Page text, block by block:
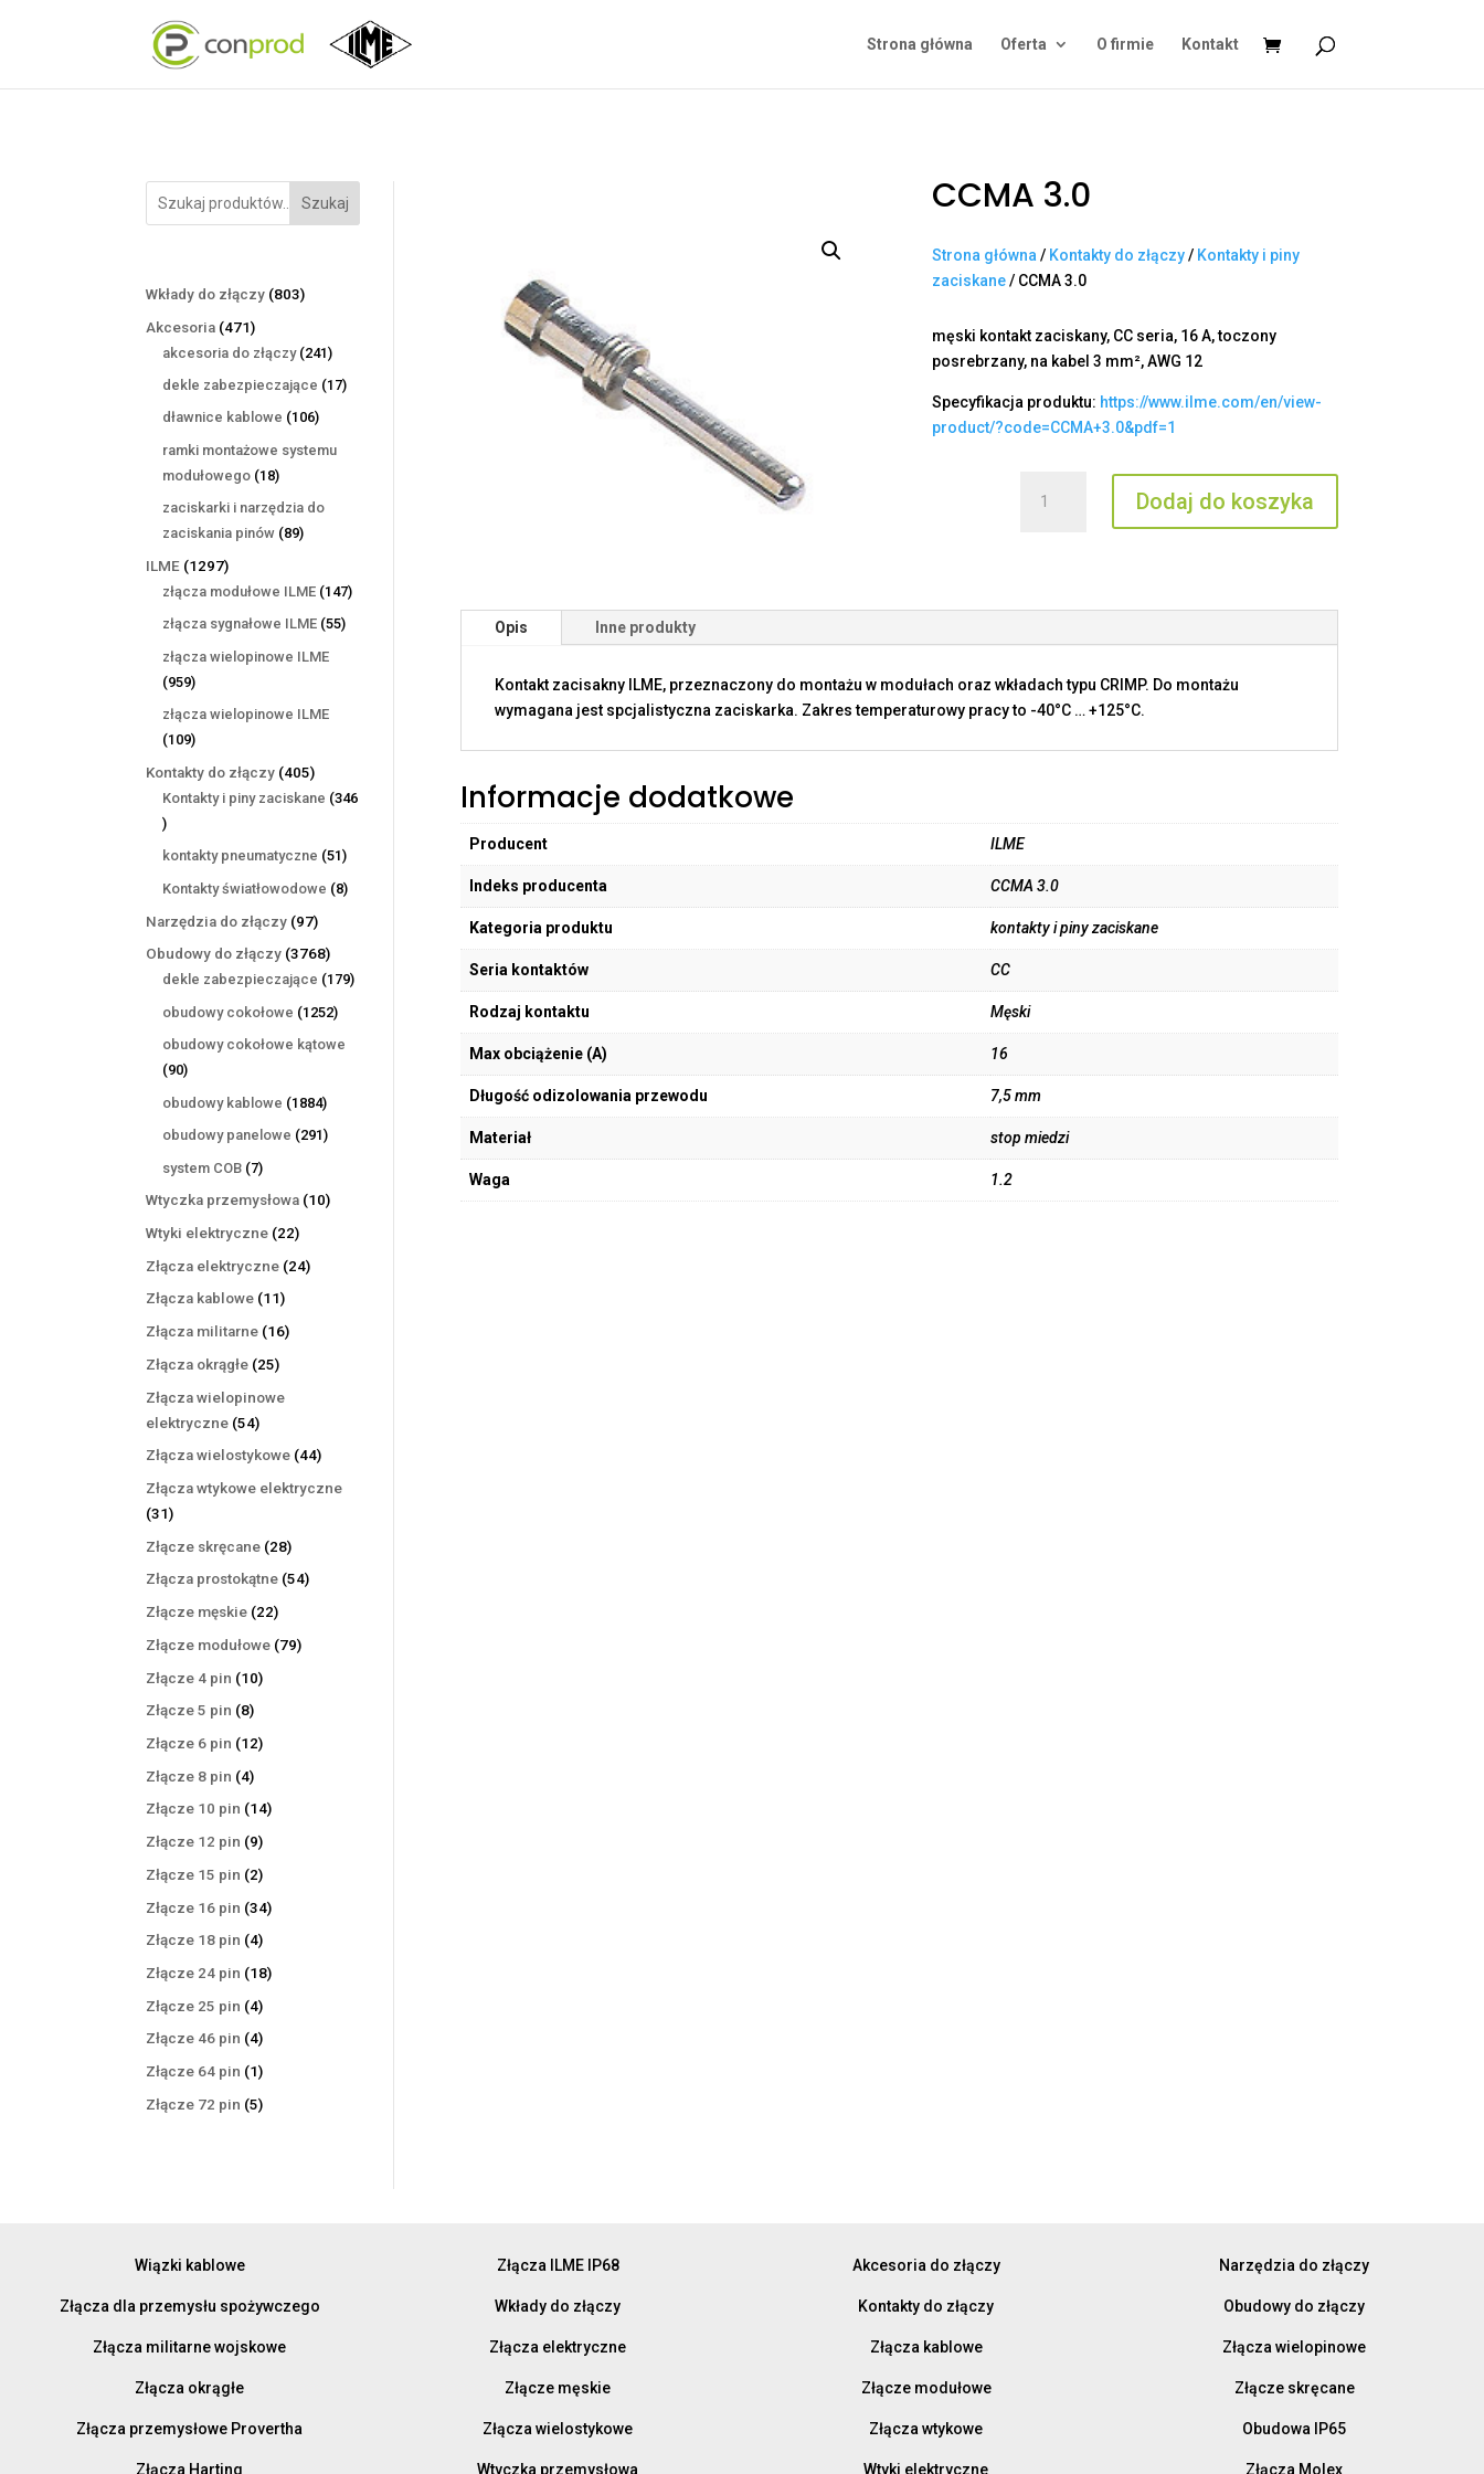
Strona główna Oferta O firmie Kontakt
Szukaj
Wkłady do złączy 803803
Akcesoria 471471
produktów
akcesoria do złączy 241241
produktów
dekle zabezpieczające 1717
dławnice kablowe 106106
ramki montażowe systemu
modułowego 1818
produktów
zaciskarki i narzędzia do
zaciskania pinów 8989
ILME 12971297
produktów
złącza modułowe ILME 147147
złącza sygnałowe ILME 5555
złącza wielopinowe ILME
959959
produktów
złącza wielopinowe ILME
109109
produktów
Kontakty do złączy 405405
produktów
Kontakty i piny zaciskane 346
346
produktów
kontakty pneumatyczne 5151
produktów
Kontakty światłowodowe 88
Narzędzia do złączy 9797
produktów
Obudowy do złączy 37683768
produktów
dekle zabezpieczające 179179
obudowy cokołowe 12521252
obudowy cokołowe kątowe
9090
produktów
obudowy kablowe 18841884
produkty
obudowy panelowe 291291
system COB 77
produktów
Wtyczka przemysłowa 1010
Wtyki elektryczne 2222
produkty
Złącza elektryczne 2424
Złącza kablowe 1111
produktów
Złącza militarne 1616
Złącza okrągłe 2525
Złącza wielopinowe
elektryczne 5454
produkty
Złącza wielostykowe 4444
Złącza wtykowe elektryczne
3131
produktów
Złącze skręcane 2828
produktów
Złącza prostokątne 5454
Złącze męskie 2222
produkty
Złącze modułowe 7979
Złącze 4 pin 1010
Złącze 5 pin 88
produktów
Złącze 6 pin 1212
Złącze 8 pin 44
produkty
Złącze 10 pin 1414
Złącze 12 pin 99
produktów
Złącze 15 pin 22
produkty
Złącze 16 pin 3434
Złącze 18 pin 44
produkty
Złącze 24 pin 1818
Złącze 25 pin 44
produkty
Złącze 46 pin 44
produkty
Złącze 64 pin 11
produkt
Złącze 72 pin 55
CCMA 3.0
Strona główna / Kontakty do złączy/ Kontakty i piny
zaciskane/ CCMA 3.0
męski kontakt zaciskany, CC seria, 16 A, toczony
posrebrzany, na kabel 3 mm², AWG 12
Specyfikacja produktu: https://www.ilme.com/en/view-
product/?code=CCMA+3.0&pdf=1
CCMA
Dodaj do koszyka
Opis Inne produkty
Kontakt zacisakny ILME, przeznaczony do montażu w modułach oraz wkładach typu CRIMP. Do montażu
wymagana jest spcjalistyczna zaciskarka. Zakres temperaturowy pracy to -40°C … +125°C.
Informacje dodatkowe
Producent ILME
Indeks producenta CCMA 3.0
Kategoria produktu kontakty i piny zaciskane
Seria kontaktów CC
Rodzaj kontaktu Męski
Max obciążenie (A) 16
Długość odizolowania przewodu 7,5 mm
Materiał stop miedzi
Waga 1.2
Wiązki kablowe
Złącza dla przemysłu spożywczego
Złącza militarne wojskowe
Złącza okrągłe
Złącza przemysłowe Provertha
Złącza Harting
Złącza ILME IP68
Wkłady do złączy
Złącza elektryczne
Złącze męskie
Złącza wielostykowe
Wtyczka przemysłowa
Akcesoria do złączy
Kontakty do złączy
Złącza kablowe
Złącze modułowe
Złącza wtykowe
Wtyki elektryczne
Narzędzia do złączy
Obudowy do złączy
Złącza wielopinowe
Złącze skręcane
Obudowa IP65
Złącza Molex